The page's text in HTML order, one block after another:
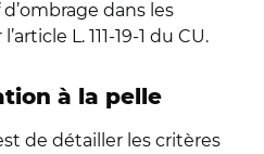
dans les
L. 111-19-1 du CU.
à la pelle
de détailler les critères